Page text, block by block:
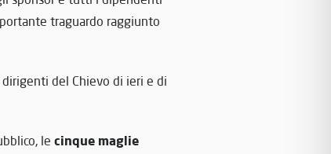
traguardo raggiunto
del Chievo di ieri e di
le cinque maglie